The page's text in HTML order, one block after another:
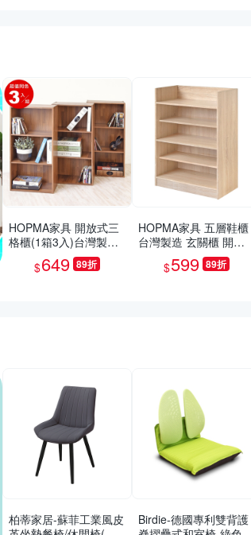
HOPMA家具 開放式三
格櫃(1箱3入)台灣製造
收納置物櫃 儲藏玄關櫃
展示空櫃-寬40.5 x深2
$649 89折
HOPMA家具 五層鞋櫃
台灣製造 玄關櫃 開放
收納櫃 置物邊櫃 鞋架-
寬60 X 深32 X 高79.5c
$599 89折
柏蒂家居-蘇菲工業風皮
Birdie-德國專利雙背護